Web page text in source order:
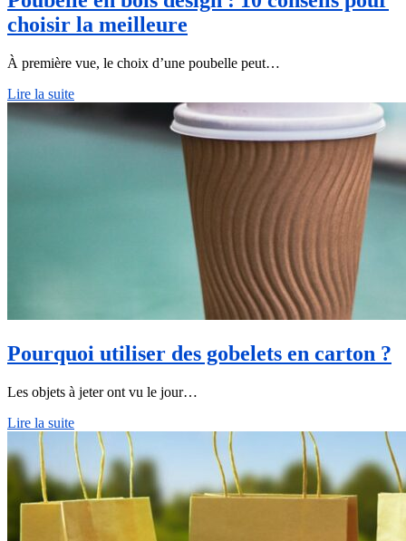
choisir la meilleure
À première vue, le choix d’une poubelle peut…
Lire la suite
Pourquoi utiliser des gobelets en carton ?
Les objets à jeter ont vu le jour…
Lire la suite